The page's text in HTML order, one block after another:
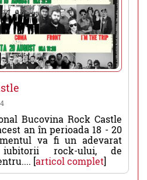
Bucovina Rock Castle
an în perioada 18 - 20
va fi un adevarat
rock-ului, de
[articol complet]